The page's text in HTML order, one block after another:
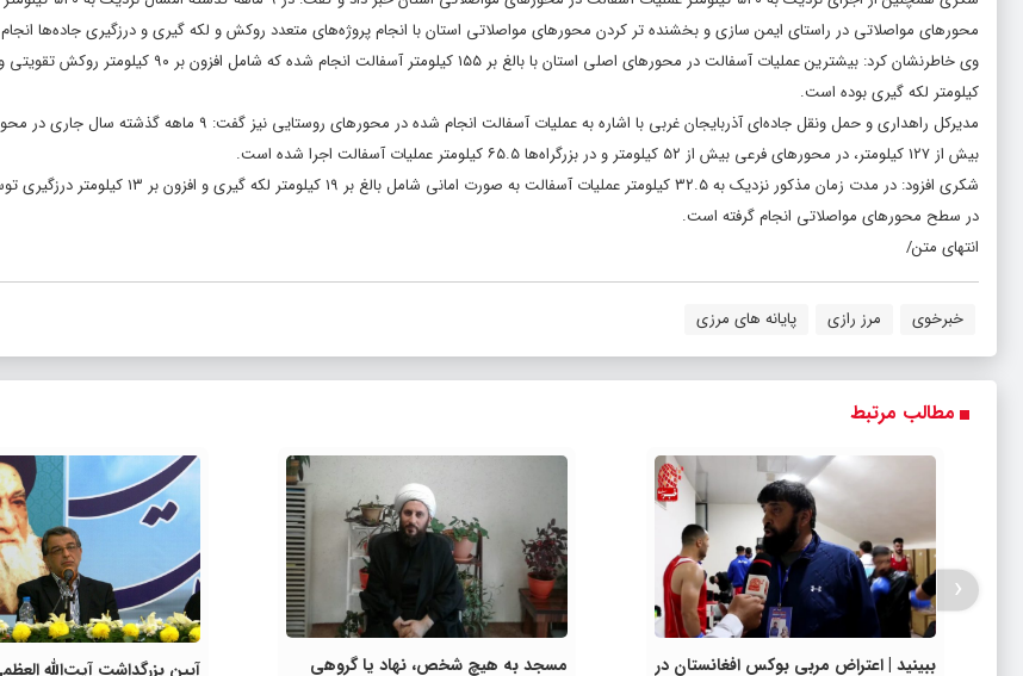
محورهای مواصلاتی در راستای ایمن سازی و بخشنده تر کردن محورهای مواصلاتی استان با انجام پروژه‌های متعدد روکش و لکه گیری و درزگیری جاده‌ها
کیلومتر لکه گیری بوده است.
مدیرکل راهداری و حمل ونقل جاده‌ای آذربایجان غربی با اشاره به عملیات آسفالت انجام شده در محورهای
بیش از ۱۲۷ کیلومتر، در محورهای فرعی بیش از ۵۲ کیلومتر و در بزرگراه‌ها ۶۵.۵ کیلومتر عملیات آسفالت اجرا شده است.
شکری افزود: در مدت زمان مذکور نزدیک به ۳۲.۵ کیلومتر عملیات آسفالت به صورت
در سطح محورهای مواصلاتی انجام گرفته است.
انتهای متن/
خبرخوی مرز رازی پایانه های مرزی
مطالب مرتبط
ببینید | اعتراض مربی بوکس افغانستان در
مسجد به هیچ شخص، نهاد یا گروهی
آیین بزرگداشت آیت‌الله
‹